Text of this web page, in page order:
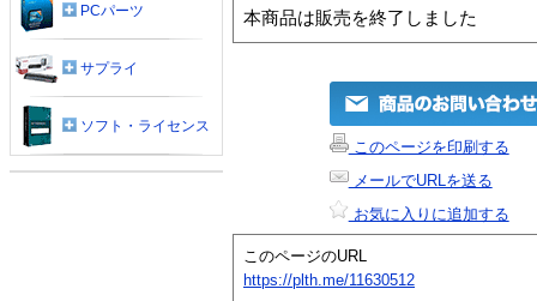
本商品は販売を終了しました
このページを印刷する
メールでURLを送る
お気に入りに追加する
このページのURL
https://plth.me/11630512
PCパーツ
サプライ
ソフト・ライセンス